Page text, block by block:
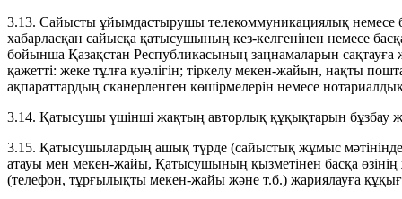
3.13. Сайысты ұйымдастырушы телекоммуникациялық немесе
хабарласқан сайысқа қатысушының кез-келгенінен немесе
бойынша Қазақстан Республикасының заңнамаларын
қажетті: жеке тұлға куәлігін; тіркелу мекен-жайын, нақты
ақпараттардың сканерленген көшірмелерін немесе
3.14. Қатысушы үшінші жақтың авторлық құқықтарын бұзбау
3.15. Қатысушылардың ашық түрде (сайыстық жұмыс мәтінінде)
атауы мен мекен-жайы, Қатысушының қызметінен басқа
(телефон, тұрғылықты мекен-жайы және т.б.) жариялауға